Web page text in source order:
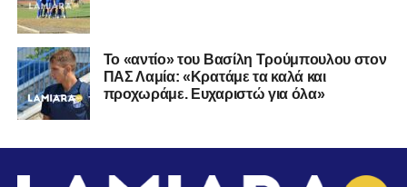
Το «αντίο» του Βασίλη Τρούμπουλου στον
ΠΑΣ Λαμία: «Κρατάμε τα καλά και
προχωράμε. Ευχαριστώ για όλα»